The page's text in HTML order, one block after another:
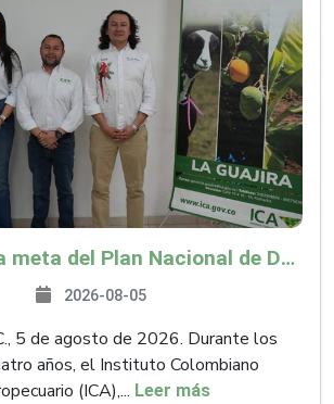
ICA superó la meta del Plan Nacional de Desarrollo y abrió 61 mercados internacionales
2026-08-05
5 de agosto de 2026. Durante los
años, el Instituto Colombiano
(ICA),... Leer más